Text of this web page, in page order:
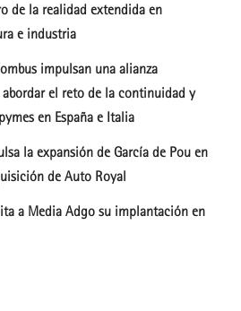
de la realidad extendida en
e industria
impulsan una alianza
el reto de la continuidad y
en España e Italia
la expansión de García de Pou en
de Auto Royal
a Media Adgo su implantación en